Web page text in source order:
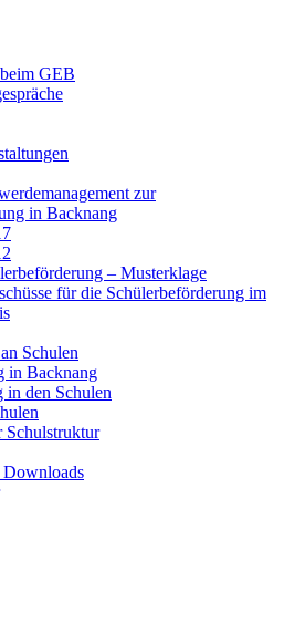
GEB
zur
in Backnang
– Musterklage
für die Schülerbeförderung im
Schulen
in Backnang
in den Schulen
Schulstruktur